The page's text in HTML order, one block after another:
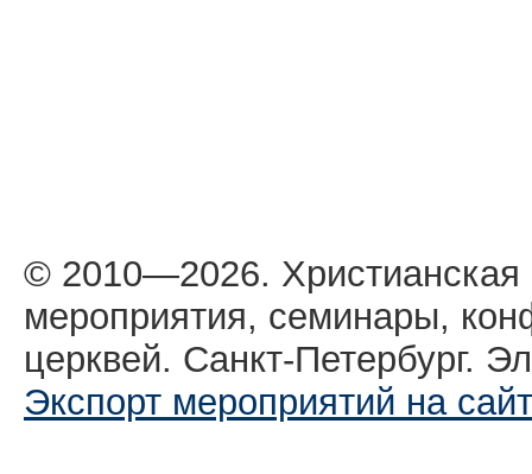
© 2010—2026.
мероприятия, семинары,
церквей. Санкт-Петербург.
Экспорт мероприятий на сайт